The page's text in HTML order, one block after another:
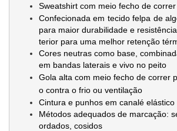
Sweatshirt com meio fecho de
Confecionada em tecido felpa de
para maior durabilidade e
terior para uma melhor retenção
Cores neutras como base,
em bandas laterais e vivo no peito
Gola alta com meio fecho de correr
o contra o frio ou ventilação
Cintura e punhos em canalé elástico
Métodos adequados de marcação:
ordados, cosidos